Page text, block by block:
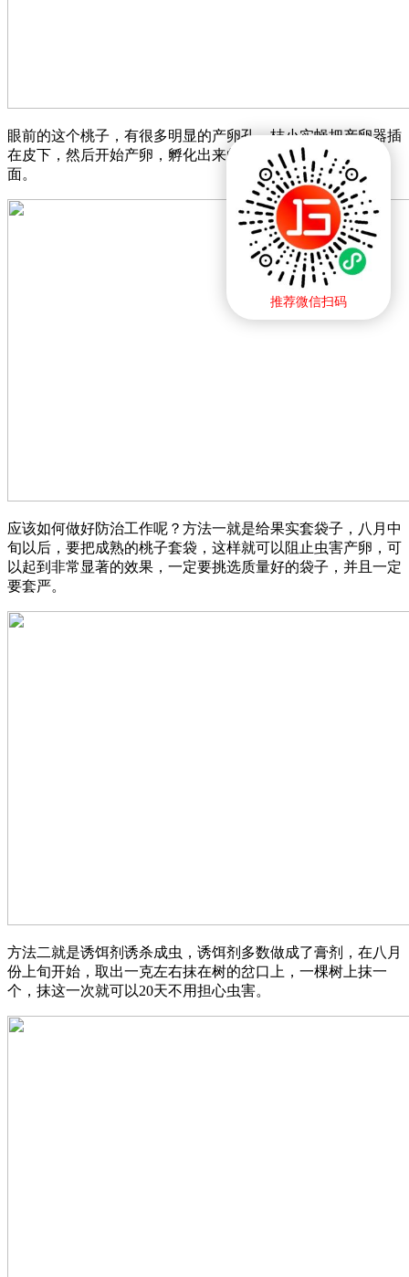
推荐微信扫码
眼前的这个桃子，有很多明显的产卵孔，桔小实蝇把产卵器插
在皮下，然后开始产卵，孵化出来的小蛆就开始钻进果实里
面。
应该如何做好防治工作呢？方法一就是给果实套袋子，八月中
旬以后，要把成熟的桃子套袋，这样就可以阻止虫害产卵，可
以起到非常显著的效果，一定要挑选质量好的袋子，并且一定
要套严。
方法二就是诱饵剂诱杀成虫，诱饵剂多数做成了膏剂，在八月
份上旬开始，取出一克左右抹在树的岔口上，一棵树上抹一
个，抹这一次就可以20天不用担心虫害。